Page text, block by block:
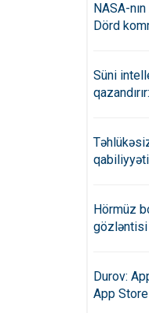
NASA-
Dörd
Süni
Hörmüz
gözləntisi
Durov:
App